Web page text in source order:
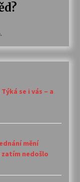
se i vás – a
mění
nedošlo